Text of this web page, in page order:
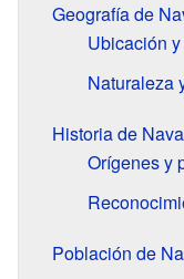
Geografía de
Ubicación
Naturaleza
Historia de
Orígenes y
Población de